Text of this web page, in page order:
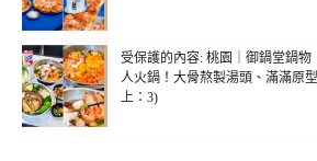
受保護的內容: 桃園｜御鍋堂鍋物
人火鍋！大骨熬製湯頭、滿滿原
上：3)